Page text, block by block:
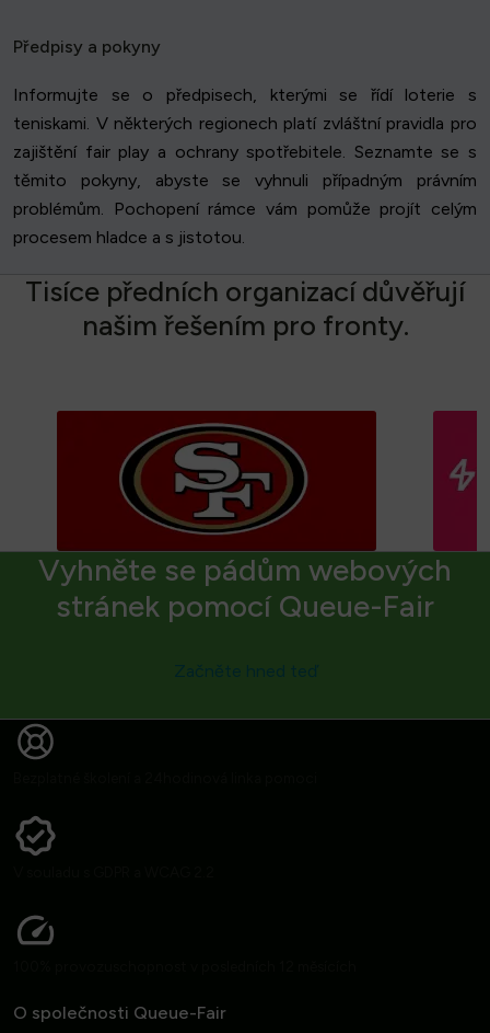
Předpisy a pokyny
Informujte se o předpisech, kterými se řídí loterie s
teniskami. V některých regionech platí zvláštní pravidla pro
zajištění fair play a ochrany spotřebitele. Seznamte se s
těmito pokyny, abyste se vyhnuli případným právním
problémům. Pochopení rámce vám pomůže projít celým
procesem hladce a s jistotou.
Tisíce předních organizací důvěřují
našim řešením pro fronty.
Vyhněte se pádům webových
stránek pomocí Queue-Fair
O společnosti Queue-Fair